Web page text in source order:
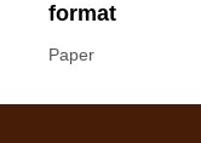
format
Paper